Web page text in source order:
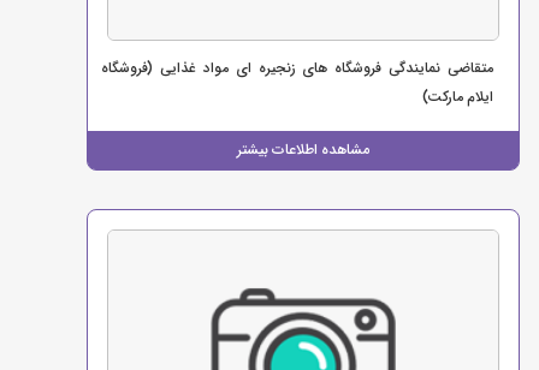
مشاهده اطلاعات بیشتر
متقاضی نمایندگی فروشگاه های زنجیره ای مواد غذایی (فروشگاه
ایلام مارکت)